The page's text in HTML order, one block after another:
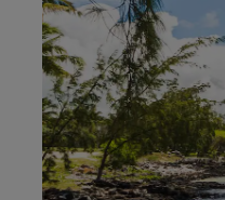
(Belle Mare)